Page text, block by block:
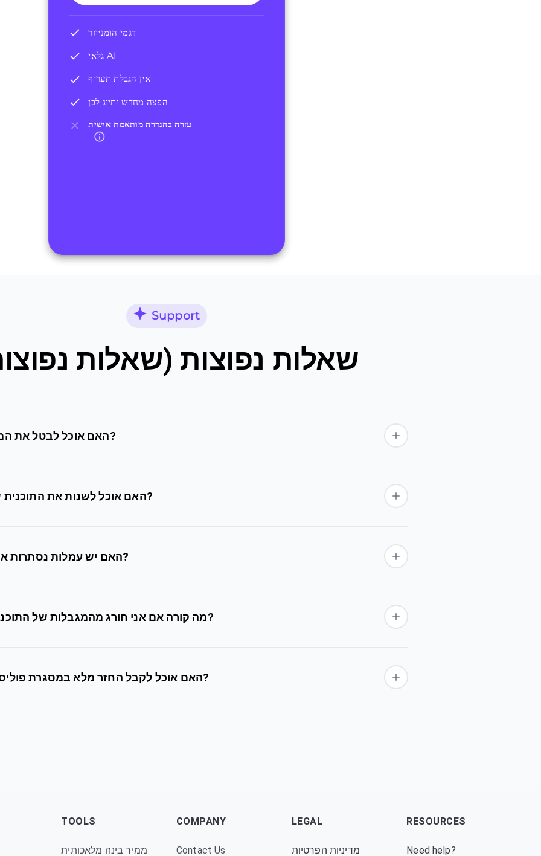
דגמי הומנייזר
גלאי AI
אין הגבלת תעריף
הפצה מחדש ותיוג לבן
עזרה בהגדרה מותאמת אישית
Support
שאלות נפוצות (שאלות
האם אוכל לבטל את המנוי שלי בכל עת?
האם אוכל לשנות את התוכנית שלי מאוחר יותר?
האם יש עמלות נסתרות או חיובים נוספים?
מה קורה אם אני חורג מהמגבלות של התוכנית הנוכחית שלי?
האם אוכל לקבל החזר מלא במסגרת פוליסה ניתנת להחזר?
TOOLS
ממיר בינה מלאכותית
COMPANY
Contact Us
LEGAL
מדיניות הפרטיות
RESOURCES
Need help?